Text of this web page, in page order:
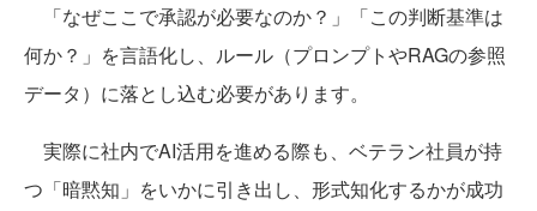
「なぜここで承認が必要なのか？」「この判断基準は
何か？」を言語化し、ルール（プロンプトやRAGの参照
データ）に落とし込む必要があります。
実際に社内でAI活用を進める際も、ベテラン社員が持
つ「暗黙知」をいかに引き出し、形式知化するかが成功